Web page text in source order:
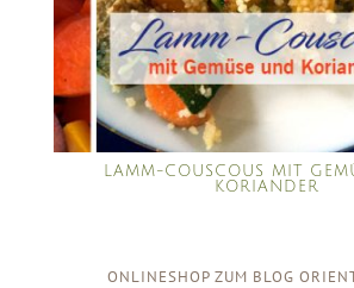
LAMM-COUSCOUS MIT
KORIANDER
ONLINESHOP ZUM BLOG